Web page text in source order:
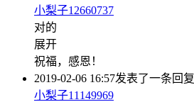
小梨子12660737
对的
展开
祝福，感恩！
2019-02-06 16:57发表了一条回复
小梨子11149969